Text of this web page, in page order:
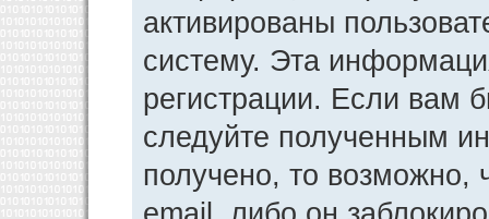
активированы
систему. Эта
регистрации. Если вам
следуйте полученным
получено, то возможно,